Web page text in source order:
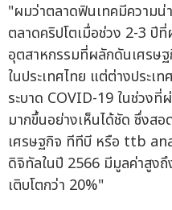
"ผมว่าตลาดฟินเทคมีความน่
ตลาดคริปโตเมื่อช่วง 2-3 ปี
อุตสาหกรรมที่ผลักดันเศรษ
ในประเทศไทย แต่ต่างประเ
ระบาด COVID-19 ในช่วงที่
มากขึ้นอย่างเห็นได้ชัด ซึ่งส
เศรษฐกิจ ทีทีบี หรือ ttb
ดิจิทัลในปี 2566 มีมูลค่าสูง
เติบโตกว่า 20%"